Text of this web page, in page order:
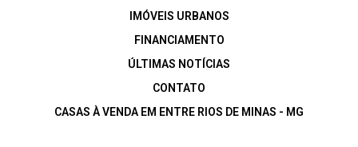
IMÓVEIS URBANOS
FINANCIAMENTO
ÚLTIMAS NOTÍCIAS
CONTATO
CASAS À VENDA EM ENTRE RIOS DE MINAS - MG